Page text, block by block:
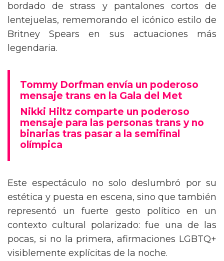
bordado de strass y pantalones cortos de
lentejuelas, rememorando el icónico estilo de
Britney Spears en sus actuaciones más
legendaria.
Tommy Dorfman envía un poderoso
mensaje trans en la Gala del Met
Nikki Hiltz comparte un poderoso
mensaje para las personas trans y no
binarias tras pasar a la semifinal
olímpica
Este espectáculo no solo deslumbró por su
estética y puesta en escena, sino que también
representó un fuerte gesto político en un
contexto cultural polarizado: fue una de las
pocas, si no la primera, afirmaciones LGBTQ+
visiblemente explícitas de la noche.